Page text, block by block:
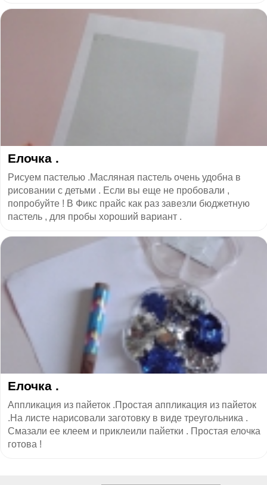
Елочка .
Рисуем пастелью .Масляная пастель очень удобна в
рисовании с детьми . Если вы еще не пробовали ,
попробуйте ! В Фикс прайс как раз завезли бюджетную
пастель , для пробы хороший вариант .
Елочка .
Аппликация из пайеток .Простая аппликация из пайеток
.На листе нарисовали заготовку в виде треугольника .
Смазали ее клеем и приклеили пайетки . Простая елочка
готова !